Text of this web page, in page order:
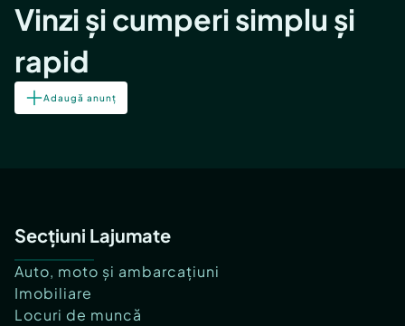
Vinzi și cumperi simplu și
rapid
Adaugă anunț
Secțiuni Lajumate
Auto, moto și ambarcațiuni
Imobiliare
Locuri de muncă